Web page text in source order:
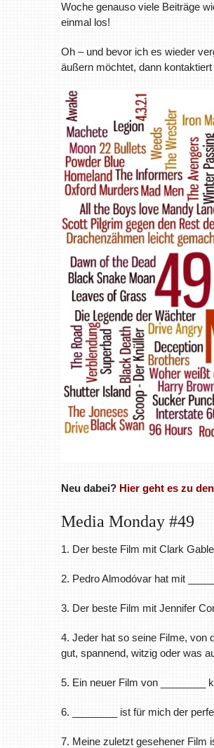
Woche genauso viele Beiträge
einmal los!
Oh – und bevor ich es wieder
äußern möchtet, dann
Neu dabei? Hier geht es zu
Media Monday #49
1. Der beste Film mit Clark
2. Pedro Almodóvar hat mit
3. Der beste Film mit Jennifer
4. Jeder hat so seine Filme, von
gut, spannend, witzig oder was
5. Ein neuer Film von ________
6. ________ ist für mich der
7. Meine zuletzt gesehener Film